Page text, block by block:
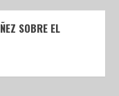
SOBRE EL